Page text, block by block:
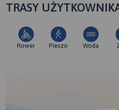
TRASY
Rower Pieszo Woda